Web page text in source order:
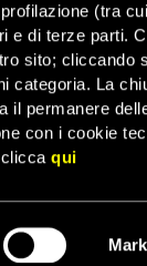
(tra
e di terze parti.
sito; cliccando
categoria. La
il permanere
con i cookie
cliccaqui
di
03031110582 –
3482349345 –